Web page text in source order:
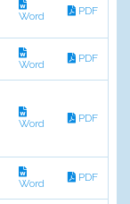
Word PDF
Word PDF
Word PDF
Word PDF